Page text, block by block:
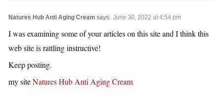
Natures Hub Anti Aging Cream says: June 30, 2022 at 4:54 pm
I was examining some of your articles on this site and I think this
web site is rattling instructive!
Keep posting.
my siteNatures Hub Anti Aging Cream